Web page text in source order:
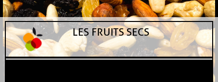
LES FRUITS SECS